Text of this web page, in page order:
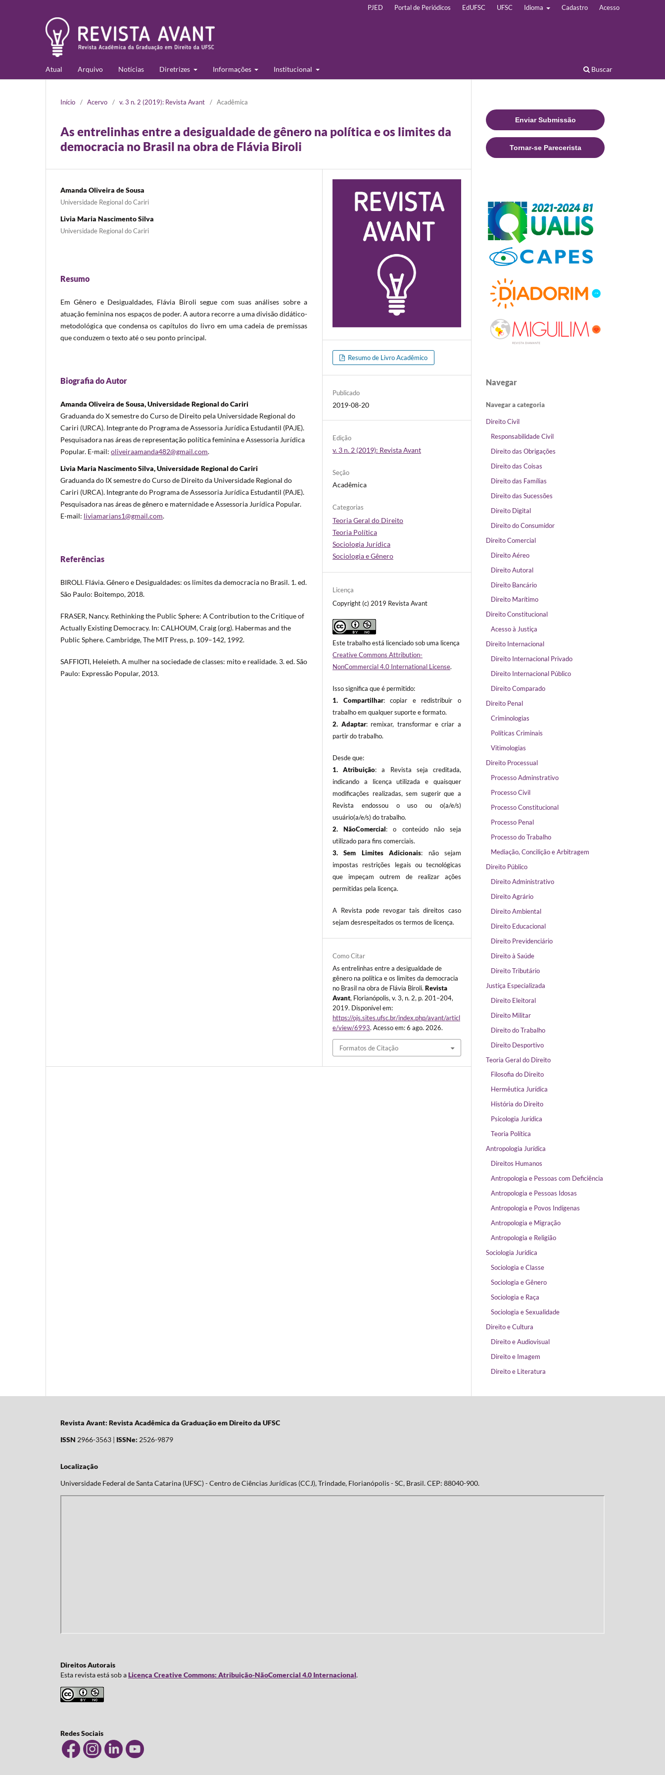
Atual Arquivo Notícias Diretrizes Informações Institucional Buscar
PJED Portal de Periódicos EdUFSC UFSC Idioma Cadastro Acesso
Início / Acervo / v. 3 n. 2 (2019): Revista Avant / Acadêmica
As entrelinhas entre a desigualdade de gênero na política e os limites da
democracia no Brasil na obra de Flávia Biroli
Amanda Oliveira de Sousa
Universidade Regional do Cariri
Livia Maria Nascimento Silva
Universidade Regional do Cariri
Resumo
Em Gênero e Desigualdades, Flávia Biroli segue com suas análises sobre a
atuação feminina nos espaços de poder. A autora recorre a uma divisão didático-
metodológica que condensa os capítulos do livro em uma cadeia de premissas
que conduzem o texto até o seu ponto principal.
Biografia do Autor
Amanda Oliveira de Sousa, Universidade Regional do Cariri
Graduanda do X semestre do Curso de Direito pela Universidade Regional do
Cariri (URCA). Integrante do Programa de Assessoria Jurídica Estudantil (PAJE).
Pesquisadora nas áreas de representação política feminina e Assessoria Jurídica
Popular. E-mail: oliveiraamanda482@gmail.com.
Livia Maria Nascimento Silva, Universidade Regional do Cariri
Graduanda do IX semestre do Curso de Direito da Universidade Regional do
Cariri (URCA). Integrante do Programa de Assessoria Jurídica Estudantil (PAJE).
Pesquisadora nas áreas de gênero e maternidade e Assessoria Jurídica Popular.
E-mail: liviamarians1@gmail.com.
Referências
BIROLI. Flávia. Gênero e Desigualdades: os limites da democracia no Brasil. 1. ed.
São Paulo: Boitempo, 2018.
FRASER, Nancy. Rethinking the Public Sphere: A Contribution to the Critique of
Actually Existing Democracy. In: CALHOUM, Craig (org). Habermas and the
Public Sphere. Cambridge, The MIT Press, p. 109–142, 1992.
SAFFIOTI, Heleieth. A mulher na sociedade de classes: mito e realidade. 3. ed. São
Paulo: Expressão Popular, 2013.
Resumo de Livro Acadêmico
Publicado
2019-08-20
Edição
v. 3 n. 2 (2019): Revista Avant
Seção
Acadêmica
Categorias
Teoria Geral do Direito
Teoria Política
Sociologia Jurídica
Sociologia e Gênero
Licença
Copyright (c) 2019 Revista Avant
Este trabalho está licenciado sob uma licença
Creative Commons Attribution-
NonCommercial 4.0 International License.
Isso significa que é permitido:
1. Compartilhar: copiar e redistribuir o
trabalho em qualquer suporte e formato.
2. Adaptar: remixar, transformar e criar a
partir do trabalho.
Desde que:
1. Atribuição: a Revista seja creditada,
indicando a licença utilizada e quaisquer
modificações realizadas, sem sugerir que a
Revista endossou o uso ou o(a/e/s)
usuário(a/e/s) do trabalho.
2. NãoComercial: o conteúdo não seja
utilizado para fins comerciais.
3.Sem Limites Adicionais: não sejam
impostas restrições legais ou tecnológicas
que impeçam outrem de realizar ações
permitidas pela licença.
A Revista pode revogar tais direitos caso
sejam desrespeitados os termos de licença.
Como Citar
As entrelinhas entre a desigualdade de
gênero na política e os limites da democracia
no Brasil na obra de Flávia Biroli.Revista
Avant, Florianópolis, v. 3, n. 2, p. 201–204,
2019. Disponível em:
https://ojs.sites.ufsc.br/index.php/avant/articl
e/view/6993. Acesso em: 6 ago. 2026.
Formatos de Citação
Enviar Submissão
Tornar-se Parecerista
Navegar
Navegar a categoria
Direito Civil
Responsabilidade Civil
Direito das Obrigações
Direito das Coisas
Direito das Famílias
Direito das Sucessões
Direito Digital
Direito do Consumidor
Direito Comercial
Direito Aéreo
Direito Autoral
Direito Bancário
Direito Marítimo
Direito Constitucional
Acesso à Justiça
Direito Internacional
Direito Internacional Privado
Direito Internacional Público
Direito Comparado
Direito Penal
Criminologias
Políticas Criminais
Vitimologias
Direito Processual
Processo Adminstrativo
Processo Civil
Processo Constitucional
Processo Penal
Processo do Trabalho
Mediação, Concilição e Arbitragem
Direito Público
Direito Administrativo
Direito Agrário
Direito Ambiental
Direito Educacional
Direito Previdenciário
Direito à Saúde
Direito Tributário
Justiça Especializada
Direito Eleitoral
Direito Militar
Direito do Trabalho
Direito Desportivo
Teoria Geral do Direito
Filosofia do Direito
Hermêutica Jurídica
História do Direito
Psicologia Jurídica
Teoria Política
Antropologia Jurídica
Direitos Humanos
Antropologia e Pessoas com Deficiência
Antropologia e Pessoas Idosas
Antropologia e Povos Indígenas
Antropologia e Migração
Antropologia e Religião
Sociologia Jurídica
Sociologia e Classe
Sociologia e Gênero
Sociologia e Raça
Sociologia e Sexualidade
Direito e Cultura
Direito e Audiovisual
Direito e Imagem
Direito e Literatura
Revista Avant: Revista Acadêmica da Graduação em Direito da UFSC
ISSN 2966-3563 | ISSNe: 2526-9879
Localização
Universidade Federal de Santa Catarina (UFSC) - Centro de Ciências Jurídicas (CCJ), Trindade, Florianópolis - SC, Brasil. CEP: 88040-900.
Direitos Autorais
Esta revista está sob aLicença Creative Commons: Atribuição-NãoComercial 4.0 Internacional.
Redes Sociais